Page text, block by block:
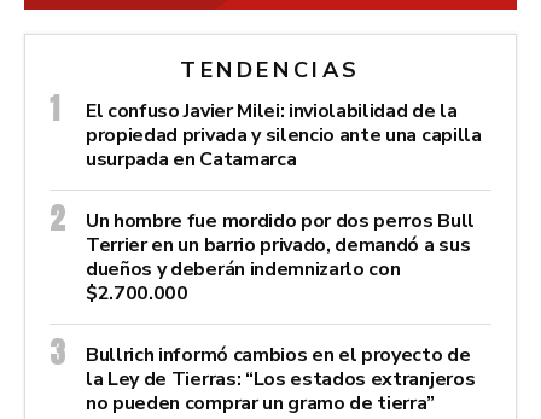
TENDENCIAS
El confuso Javier Milei: inviolabilidad de la
propiedad privada y silencio ante una capilla
usurpada en Catamarca
Un hombre fue mordido por dos perros Bull
Terrier en un barrio privado, demandó a sus
dueños y deberán indemnizarlo con
$2.700.000
Bullrich informó cambios en el proyecto de
la Ley de Tierras: “Los estados extranjeros
no pueden comprar un gramo de tierra”